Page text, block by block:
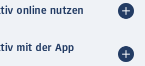
online nutzen
mit der App